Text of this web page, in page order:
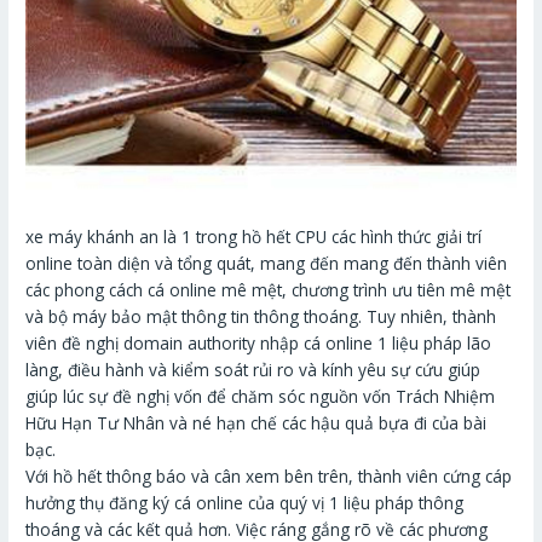
xe máy khánh an là 1 trong hồ hết CPU các hình thức giải trí
online toàn diện và tổng quát, mang đến mang đến thành viên
các phong cách cá online mê mệt, chương trình ưu tiên mê mệt
và bộ máy bảo mật thông tin thông thoáng. Tuy nhiên, thành
viên đề nghị domain authority nhập cá online 1 liệu pháp lão
làng, điều hành và kiểm soát rủi ro và kính yêu sự cứu giúp
giúp lúc sự đề nghị vốn để chăm sóc nguồn vốn Trách Nhiệm
Hữu Hạn Tư Nhân và né hạn chế các hậu quả bựa đi của bài
bạc.
Với hồ hết thông báo và cân xem bên trên, thành viên cứng cáp
hưởng thụ đăng ký cá online của quý vị 1 liệu pháp thông
thoáng và các kết quả hơn. Việc ráng gắng rõ về các phương